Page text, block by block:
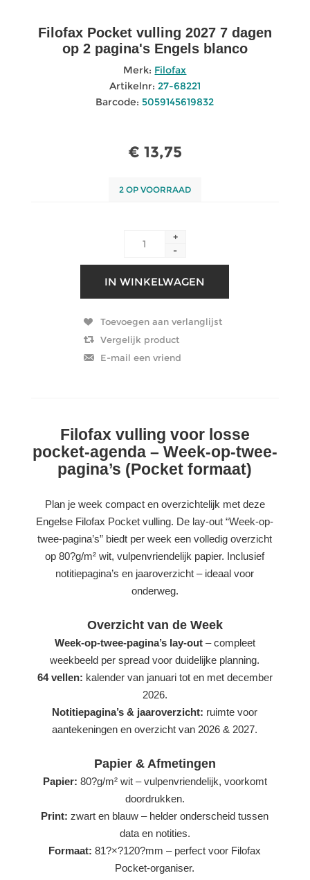
Filofax Pocket vulling 2027 7 dagen
op 2 pagina's Engels blanco
Merk: Filofax
Artikelnr: 27-68221
Barcode: 5059145619832
€ 13,75
2 OP VOORRAAD
+
-
Filofax vulling voor losse
pocket-agenda – Week-op-twee-
pagina’s (Pocket formaat)
Plan je week compact en overzichtelijk met deze
Engelse Filofax Pocket vulling. De lay-out “Week-op-
twee-pagina’s” biedt per week een volledig overzicht
op 80?g/m² wit, vulpenvriendelijk papier. Inclusief
notitiepagina’s en jaaroverzicht – ideaal voor
onderweg.
Overzicht van de Week
Week-op-twee-pagina’s lay-out– compleet
weekbeeld per spread voor duidelijke planning.
64 vellen: kalender van januari tot en met december
2026.
Notitiepagina’s & jaaroverzicht: ruimte voor
aantekeningen en overzicht van 2026 & 2027.
Papier & Afmetingen
Papier: 80?g/m² wit – vulpenvriendelijk, voorkomt
doordrukken.
Print: zwart en blauw – helder onderscheid tussen
data en notities.
Formaat: 81?×?120?mm – perfect voor Filofax
Pocket-organiser.